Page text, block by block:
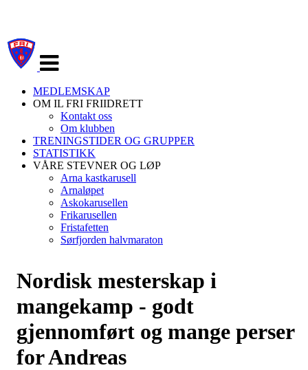
navigasjon
MEDLEMSKAP
OM IL FRI FRIIDRETT
Kontakt oss
Om klubben
TRENINGSTIDER OG GRUPPER
STATISTIKK
VÅRE STEVNER OG LØP
Arna kastkarusell
Arnaløpet
Askokarusellen
Frikarusellen
Fristafetten
Sørfjorden halvmaraton
Nordisk mesterskap i
mangekamp - godt
gjennomført og mange perser
for Andreas